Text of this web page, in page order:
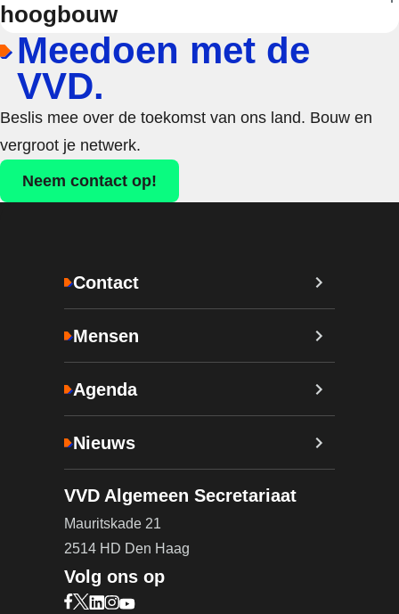
hoogbouw
Meedoen met de
VVD.
Beslis mee over de toekomst van ons land. Bouw en
vergroot je netwerk.
Neem contact op!
Contact
Mensen
Agenda
Nieuws
VVD Algemeen Secretariaat
Mauritskade 21
2514 HD Den Haag
Volg ons op
Bezoek onze Facebook pagina (opent in nieuw
Bezoek onze X pagina (opent in nieuw tabblad)
Bezoek onze LinkedIn pagina (opent in nieuw
Bezoek onze Instagram pagina (opent in
Bezoek onze YouTube pagina (opent in